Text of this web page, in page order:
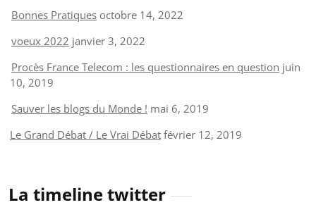
Bonnes Pratiques octobre 14, 2022
voeux 2022 janvier 3, 2022
Procès France Telecom : les questionnaires en question juin
10, 2019
Sauver les blogs du Monde ! mai 6, 2019
Le Grand Débat / Le Vrai Débat février 12, 2019
La timeline twitter